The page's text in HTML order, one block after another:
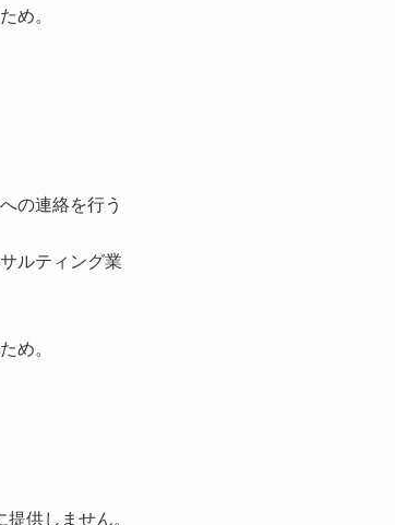
め。
の連絡を行う
ルティング業
め。
供しません。